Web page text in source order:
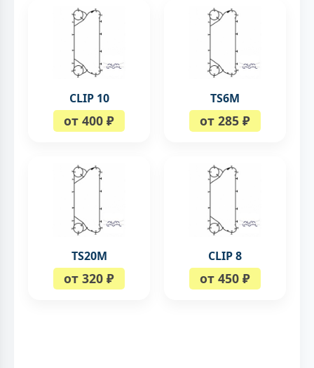
CLIP 10
от 400 ₽
TS6M
от 285 ₽
TS20M
от 320 ₽
CLIP 8
от 450 ₽